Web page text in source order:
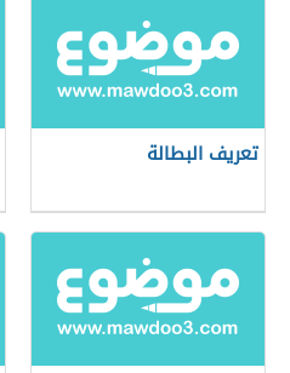
تعريف البطالة